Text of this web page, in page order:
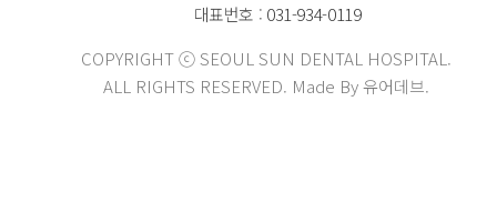
대표번호 : 031-934-0119
COPYRIGHT ⓒ SEOUL SUN DENTAL HOSPITAL.
ALL RIGHTS RESERVED. Made By 유어데브.